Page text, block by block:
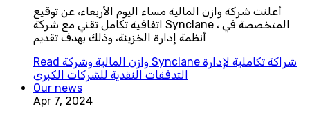
أعلنت شركة وازن المالية مساء اليوم الأربعاء، عن توقيع
اتفاقية تكامل تقني مع شركة Synclane ، المتخصصة في
أنظمة إدارة الخزينة، وذلك بهدف تقديم
Read وازن المالية وشركة Synclane شراكة تكاملية لإدارة
التدفقات النقدية للشركات الكبرى
Our news
Apr 7, 2024